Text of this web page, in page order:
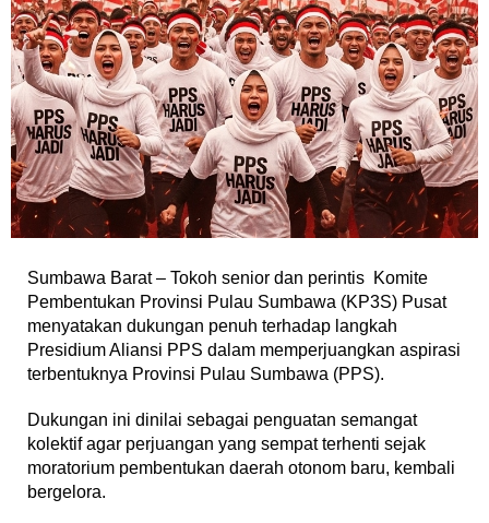
Sumbawa Barat – Tokoh senior dan perintis Komite
Pembentukan Provinsi Pulau Sumbawa (KP3S) Pusat
menyatakan dukungan penuh terhadap langkah
Presidium Aliansi PPS dalam memperjuangkan aspirasi
terbentuknya Provinsi Pulau Sumbawa (PPS).
Dukungan ini dinilai sebagai penguatan semangat
kolektif agar perjuangan yang sempat terhenti sejak
moratorium pembentukan daerah otonom baru, kembali
bergelora.